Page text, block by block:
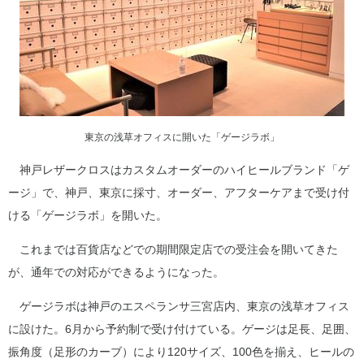
東京の浅草オフィスに開いた「ゲージラボ」
神戸レザークロスはカスタムオーダーのハイヒールブランド「ゲ
ージ」で、神戸、東京に採寸、オーダー、アフターケアまで受け付
ける「ゲージラボ」を開いた。
これまでは百貨店などでの期間限定店での受注会を開いてきた
が、通年での対応ができるようになった。
ゲージラボは神戸のエスペランサ三宮店内、東京の浅草オフィス
に設けた。6月から予約制で受け付けている。ゲージは足長、足囲、
振角度（足形のカーブ）により120サイズ、100色を揃え、ヒールの